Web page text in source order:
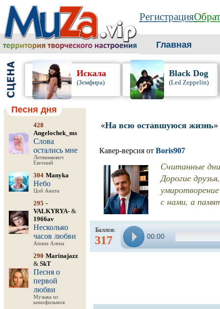
Регистрация
Главная
Искала
(Земфира)
Black Dog
(Led Zeppelin)
Песня дня
428
Angelochek_ms
Слова
остались мне
Литвинкович
Евгений
304 Manyka
Небо
Цой Анита
295 -
VALKYRYA- &
1966av
Несколько
часов любви
Апина Алена
290 Marinajazz
& SkT
Песня о
первой
любви
Музыка из
кинофильмов
«На всю оставшуюся жизнь
Кавер-версия от Boris907
Считанные
Дорогие
с нами, а
Баллов:
317 00:00